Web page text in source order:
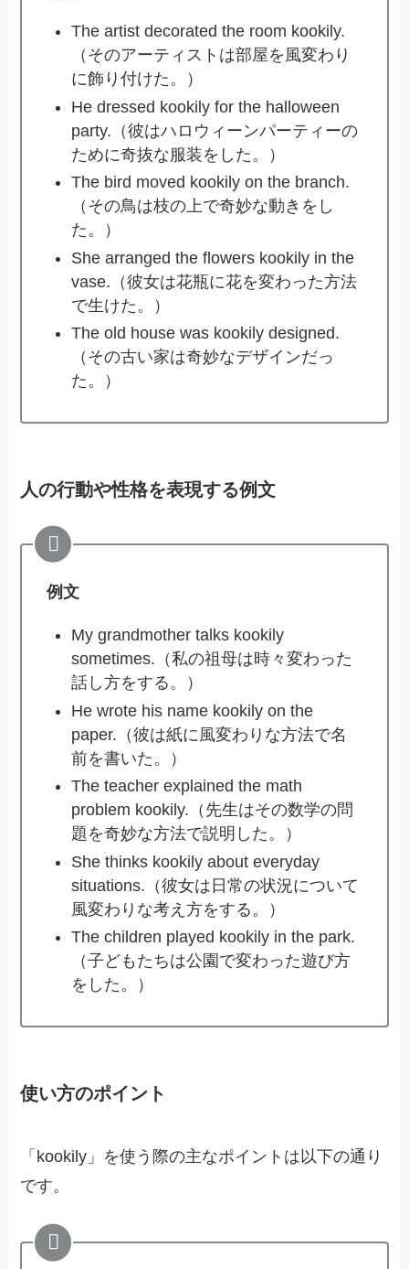
The artist decorated the room kookily.
（そのアーティストは部屋を風変わり
に飾り付けた。）
He dressed kookily for the halloween
party.（彼はハロウィーンパーティーの
ために奇抜な服装をした。）
The bird moved kookily on the branch.
（その鳥は枝の上で奇妙な動きをし
た。）
She arranged the flowers kookily in the
vase.（彼女は花瓶に花を変わった方法
で生けた。）
The old house was kookily designed.
（その古い家は奇妙なデザインだっ
た。）
人の行動や性格を表現する例文
例文
My grandmother talks kookily
sometimes.（私の祖母は時々変わった
話し方をする。）
He wrote his name kookily on the
paper.（彼は紙に風変わりな方法で名
前を書いた。）
The teacher explained the math
problem kookily.（先生はその数学の問
題を奇妙な方法で説明した。）
She thinks kookily about everyday
situations.（彼女は日常の状況について
風変わりな考え方をする。）
The children played kookily in the park.
（子どもたちは公園で変わった遊び方
をした。）
使い方のポイント
「kookily」を使う際の主なポイントは以下の通り
です。